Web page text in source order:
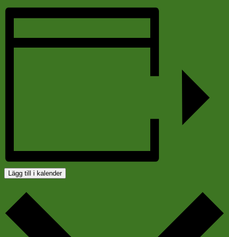
Lägg till i kalender